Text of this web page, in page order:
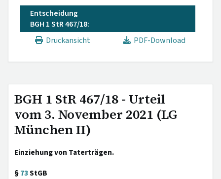
Entscheidung
BGH 1 StR 467/18:
Druckansicht
PDF-Download
BGH 1 StR 467/18 - Urteil
vom 3. November 2021 (LG
München II)
Einziehung von Taterträgen.
§73StGB